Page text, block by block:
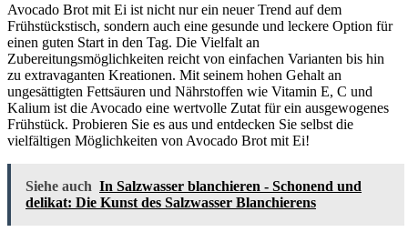
Avocado Brot mit Ei ist nicht nur ein neuer Trend auf dem
Frühstückstisch, sondern auch eine gesunde und leckere Option für
einen guten Start in den Tag. Die Vielfalt an
Zubereitungsmöglichkeiten reicht von einfachen Varianten bis hin
zu extravaganten Kreationen. Mit seinem hohen Gehalt an
ungesättigten Fettsäuren und Nährstoffen wie Vitamin E, C und
Kalium ist die Avocado eine wertvolle Zutat für ein ausgewogenes
Frühstück. Probieren Sie es aus und entdecken Sie selbst die
vielfältigen Möglichkeiten von Avocado Brot mit Ei!
Siehe auch In Salzwasser blanchieren - Schonend und
delikat: Die Kunst des Salzwasser Blanchierens